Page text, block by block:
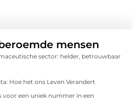
mensen
sector: helder, betrouwbaar
Hoe het ons Leven Verandert
voor een uniek nummer in een